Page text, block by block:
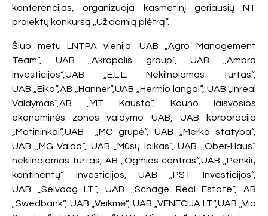
konferencijas, organizuoja kasmetinį geriausių NT
projektų konkursą „Už darnią plėtrą“.
Šiuo metu LNTPA vienija: UAB „Agro Management
Team“, UAB „Akropolis group“, UAB „Ambra
investicijos“,UAB „E.L.L. Nekilnojamas turtas“,
UAB „Eika“,AB „Hanner“,UAB „Hermio langai“, UAB „Inreal
Valdymas“,AB „YIT Kausta“, Kauno laisvosios
ekonominės zonos valdymo UAB, UAB korporacija
„Matininkai“,UAB „MC grupė“, UAB „Merko statyba“,
UAB „MG Valda“, UAB „Mūsų laikas“, UAB „Ober-Haus“
nekilnojamas turtas, AB „Ogmios centras“,UAB „Penkių
kontinentų“ investicijos, UAB „PST Investicijos“,
UAB „Selvaag LT“, UAB „Schage Real Estate“, AB
„Swedbank“, UAB „Veikmė“, UAB „VENECIJA LT“,UAB „Via